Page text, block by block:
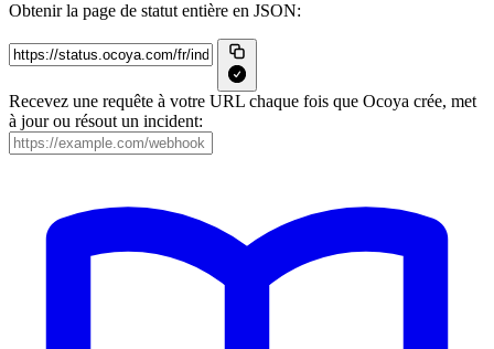
Obtenir la page de statut entière en JSON:
Recevez une requête à votre URL chaque fois que Ocoya crée, met
à jour ou résout un incident: